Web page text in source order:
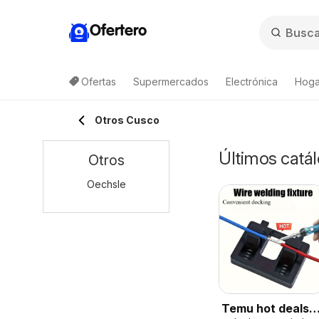
Ofertero
Ofertas Supermercados Electrónica
Otros Cusco
Últimos
Temu hot deals –
Otros
Oechsle